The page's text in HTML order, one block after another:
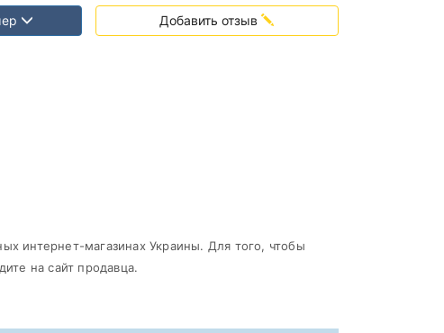
Добавить отзыв
интернет-магазинах Украины. Для того, чтобы
на сайт продавца.